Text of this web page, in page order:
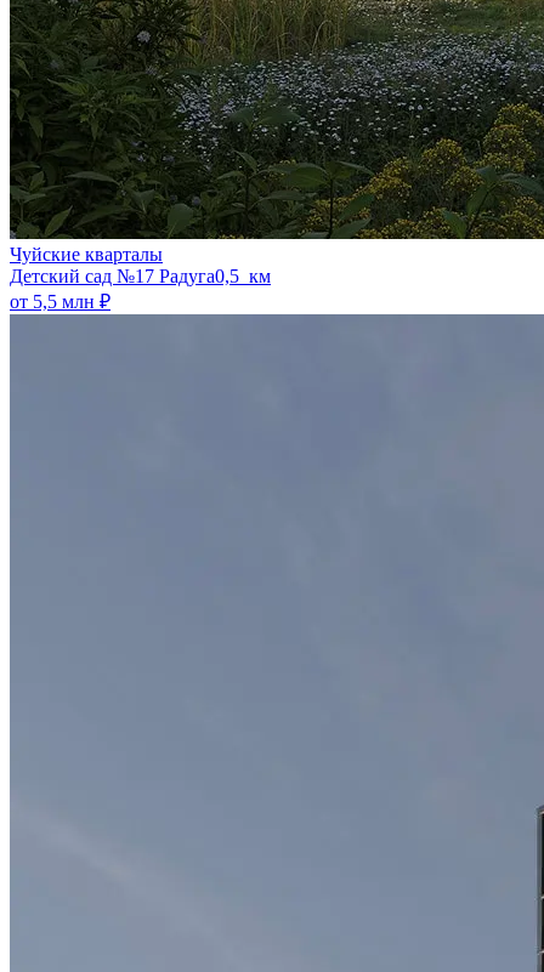
Чуйские кварталы
​Детский сад №17 Радуга0,5 км
от 5,5 млн ₽